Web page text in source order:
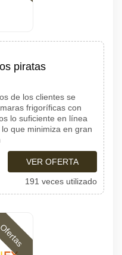
piratas
de los clientes se
frigoríficas con
lo suficiente en línea
que minimiza en gran
VER OFERTA
191 veces utilizado